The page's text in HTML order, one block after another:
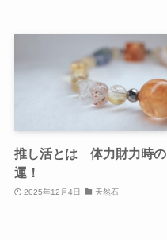
推し活とは 体力財力時の
運！
2025年12月4日 天然石